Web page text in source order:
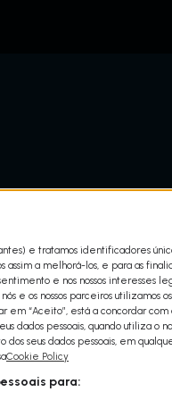
de
engenharia,
e tratamos identificadores
assim a melhorá-los, e para as
e nos nossos interesses
e os nossos parceiros utilizamos
em “Aceito”, está a concordar com
pessoais, quando utiliza o
seus dados pessoais, em
Cookie Policy
para: